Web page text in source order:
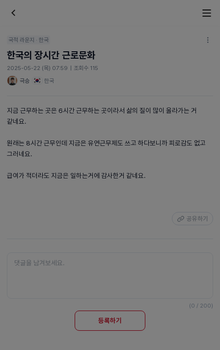
국적 라운지 · 한국
한국의 장시간 근로문화
2025-05-22 (목) 07:59 | 조회수 115
극승
한국
지금 근무하는 곳은 6시간 근무하는 곳이라서 삶의 질이 많이 올라가는 거
같네요.
원래는 8시간 근무인데 지금은 유연근무제도 쓰고 하다보니까 피로감도 없고
그러네요.
급여가 적더라도 지금은 일하는거에 감사한거 같네요.
공유하기
(0 / 200)
등록하기